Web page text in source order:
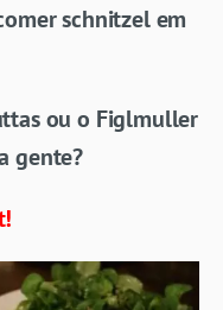
schnitzel em
ou o Figlmuller
gente?